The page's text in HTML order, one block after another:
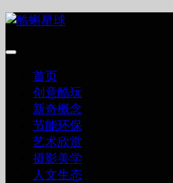
跳
内
首页
创意酷玩
新奇概念
节能环保
艺术欣赏
摄影美学
人文生态